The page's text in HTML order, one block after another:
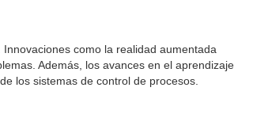
como la realidad aumentada
Además, los avances en el aprendizaje
los sistemas de control de procesos.